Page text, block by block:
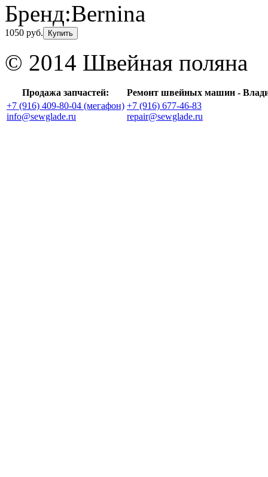
Бренд:Bernina
1050 руб. Купить
© 2014 Швейная поляна
Продажа запчастей:
Ремонт швейных машин -
+7 (916) 409-80-04 (мегафон)
info@sewglade.ru
+7 (916) 677-46-83
repair@sewglade.ru